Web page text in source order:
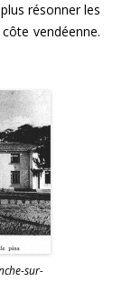
résonner les
vendéenne.
sur-